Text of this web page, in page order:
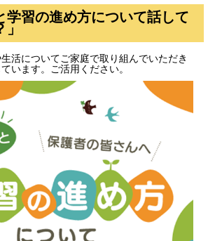
学習の進め方について話して
活についてご家庭で取り組んでいただき
います。ご活用ください。